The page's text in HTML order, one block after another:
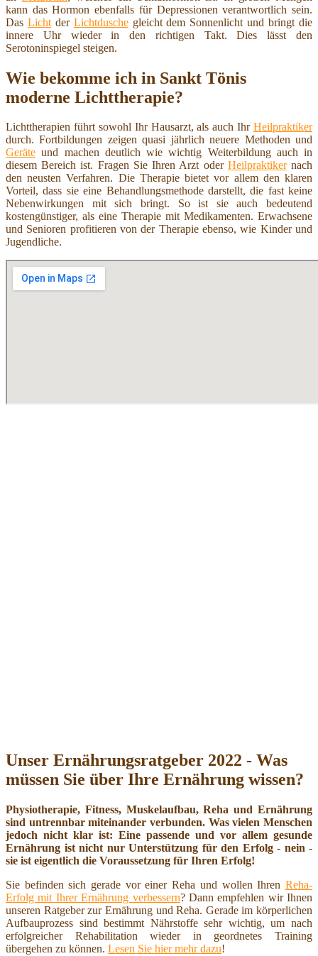
kann das Hormon ebenfalls für Depressionen verantwortlich sein.
Das Lichtder Lichtduschegleicht dem Sonnenlicht und bringt die
innere Uhr wieder in den richtigen Takt. Dies lässt den
Serotoninspiegel steigen.
Wie bekomme ich in Sankt Tönis
moderne Lichttherapie?
Lichttherapien führt sowohl Ihr Hausarzt, als auch Ihr Heilpraktiker
durch. Fortbildungen zeigen quasi jährlich neuere Methoden und
Geräte und machen deutlich wie wichtig Weiterbildung auch in
diesem Bereich ist. Fragen Sie Ihren Arzt oder Heilpraktikernach
den neusten Verfahren. Die Therapie bietet vor allem den klaren
Vorteil, dass sie eine Behandlungsmethode darstellt, die fast keine
Nebenwirkungen mit sich bringt. So ist sie auch bedeutend
kostengünstiger, als eine Therapie mit Medikamenten. Erwachsene
und Senioren profitieren von der Therapie ebenso, wie Kinder und
Jugendliche.
Unser Ernährungsratgeber 2022 - Was
müssen Sie über Ihre Ernährung wissen?
Physiotherapie, Fitness, Muskelaufbau, Reha und Ernährung
sind untrennbar miteinander verbunden. Was vielen Menschen
jedoch nicht klar ist: Eine passende und vor allem gesunde
Ernährung ist nicht nur Unterstützung für den Erfolg - nein -
sie ist eigentlich die Voraussetzung für Ihren Erfolg!
Sie befinden sich gerade vor einer Reha und wollen Ihren Reha-
Erfolg mit Ihrer Ernährung verbessern? Dann empfehlen wir Ihnen
unseren Ratgeber zur Ernährung und Reha. Gerade im körperlichen
Aufbauprozess sind bestimmt Nährstoffe sehr wichtig, um nach
erfolgreicher Rehabilitation wieder in geordnetes Training
übergehen zu können. Lesen Sie hier mehr dazu!